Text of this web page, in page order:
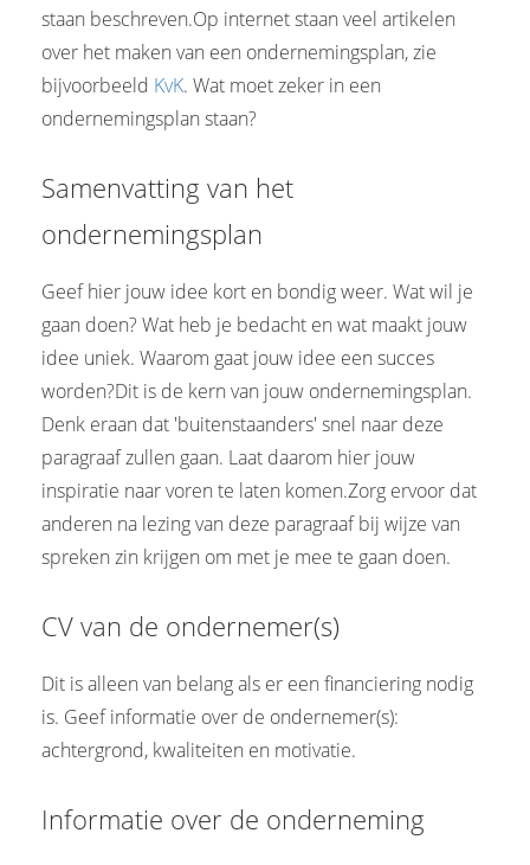
staan beschreven.Op internet staan veel artikelen
over het maken van een ondernemingsplan, zie
bijvoorbeeld KvK. Wat moet zeker in een
ondernemingsplan staan?
Samenvatting van het
ondernemingsplan
Geef hier jouw idee kort en bondig weer. Wat wil je
gaan doen? Wat heb je bedacht en wat maakt jouw
idee uniek. Waarom gaat jouw idee een succes
worden?Dit is de kern van jouw ondernemingsplan.
Denk eraan dat 'buitenstaanders' snel naar deze
paragraaf zullen gaan. Laat daarom hier jouw
inspiratie naar voren te laten komen.Zorg ervoor dat
anderen na lezing van deze paragraaf bij wijze van
spreken zin krijgen om met je mee te gaan doen.
CV van de ondernemer(s)
Dit is alleen van belang als er een financiering nodig
is. Geef informatie over de ondernemer(s):
achtergrond, kwaliteiten en motivatie.
Informatie over de onderneming